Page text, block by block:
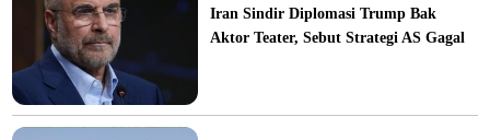
Iran Sindir Diplomasi Trump Bak
Aktor Teater, Sebut Strategi AS Gagal